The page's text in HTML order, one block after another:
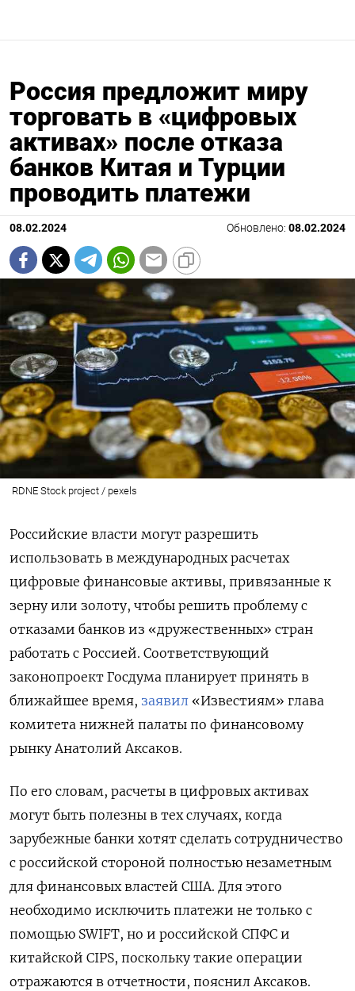
Россия предложит миру
торговать в «цифровых
активах» после отказа
банков Китая и Турции
проводить платежи
08.02.2024 Обновлено: 08.02.2024
RDNE Stock project / pexels
Российские власти могут разрешить
использовать в международных расчетах
цифровые финансовые активы, привязанные к
зерну или золоту, чтобы решить проблему с
отказами банков из «дружественных» стран
работать с Россией. Соответствующий
законопроект Госдума планирует принять в
ближайшее время, заявил «Известиям» глава
комитета нижней палаты по финансовому
рынку Анатолий Аксаков.
По его словам, расчеты в цифровых активах
могут быть полезны в тех случаях, когда
зарубежные банки хотят сделать сотрудничество
с российской стороной полностью незаметным
для финансовых властей США. Для этого
необходимо исключить платежи не только с
помощью SWIFT, но и российской СПФС и
китайской CIPS, поскольку такие операции
отражаются в отчетности, пояснил Аксаков.